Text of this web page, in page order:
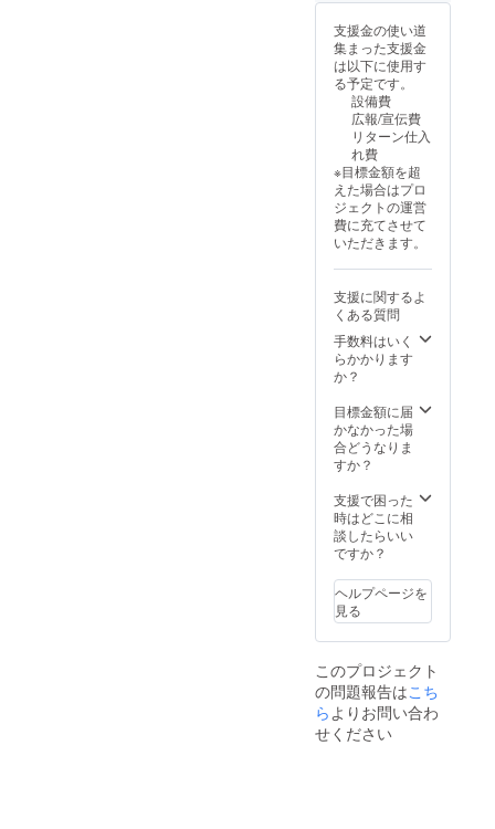
支援金の使い道
集まった支援金
は以下に使用す
る予定です。
設備費
広報/宣伝費
リターン仕入
れ費
※目標金額を超
えた場合はプロ
ジェクトの運営
費に充てさせて
いただきます。
支援に関するよ
くある質問
手数料はいく
らかかります
か？
目標金額に届
かなかった場
合どうなりま
すか？
支援で困った
時はどこに相
談したらいい
ですか？
ヘルプページを
見る
このプロジェクト
の問題報告はこち
ら よりお問い合わ
せください